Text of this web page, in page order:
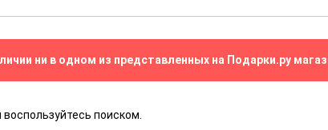
ни в одном из представленных на Подарки.ру
поиском.